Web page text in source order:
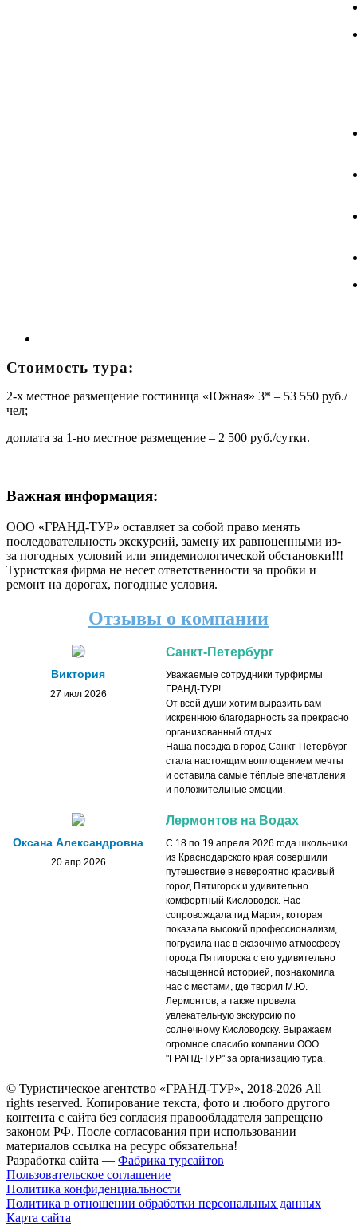
Стоимость тура:
2-х местное размещение гостиница «Южная» 3* – 53 550 руб./
чел;
доплата за 1-но местное размещение – 2 500 руб./сутки.
Важная информация:
ООО «ГРАНД-ТУР» оставляет за собой право менять
последовательность экскурсий, замену их равноценными из-
за погодных условий или эпидемиологической обстановки!!!
Туристская фирма не несет ответственности за пробки и
ремонт на дорогах, погодные условия.
Отзывы о компании
Виктория
27 июл 2026
Санкт-Петербург
Уважаемые сотрудники турфирмы
ГРАНД-ТУР!
От всей души хотим выразить вам
искреннюю благодарность за прекрасно
организованный отдых.
Наша поездка в город Санкт-Петербург
стала настоящим воплощением мечты
и оставила самые тёплые впечатления
и положительные эмоции.
Оксана Александровна
20 апр 2026
Лермонтов на Водах
С 18 по 19 апреля 2026 года школьники
из Краснодарского края совершили
путешествие в невероятно красивый
город Пятигорск и удивительно
комфортный Кисловодск. Нас
сопровождала гид Мария, которая
показала высокий профессионализм,
погрузила нас в сказочную атмосферу
города Пятигорска с его удивительно
насыщенной историей, познакомила
нас с местами, где творил М.Ю.
Лермонтов, а также провела
увлекательную экскурсию по
солнечному Кисловодску. Выражаем
огромное спасибо компании ООО
"ГРАНД-ТУР" за организацию тура.
© Туристическое агентство «ГРАНД-ТУР», 2018-2026 All
rights reserved. Копирование текста, фото и любого другого
контента с сайта без согласия правообладателя запрещено
законом РФ. После согласования при использовании
материалов ссылка на ресурс обязательна!
Разработка сайта — Фабрика турсайтов
Пользовательское соглашение
Политика конфиденциальности
Политика в отношении обработки персональных данных
Карта сайта